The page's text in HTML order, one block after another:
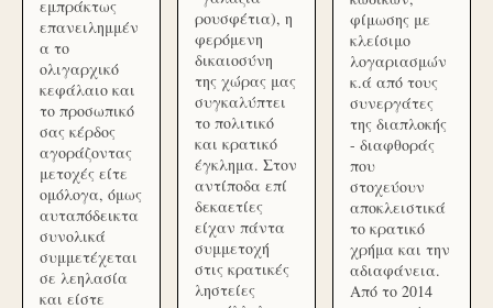
εμπράκτως
επανειλημμέν
α το
ολιγαρχικό
κεφάλαιο και
το προσωπικό
σας κέρδος
αγοράζοντας
μετοχές είτε
ομόλογα, όμως
αυταπόδεικτα
συνολικά
συμμετέχεται
σε λεηλασία
και είστε
ρουσφέτια), η
φερόμενη
δικαιοσύνη
της χώρας μας
συγκαλύπτει
το πολιτικό
και κρατικό
έγκλημα. Στον
αντίποδα επί
δεκαετίες
είχαν πάντα
συμμετοχή
στις κρατικές
ληστείες
φίμωσης με
κλείσιμο
λογαριασμών
κ.ά από τους
συνεργάτες
της διαπλοκής
- διαφθοράς
που
στοχεύουν
αποκλειστικά
το κρατικό
χρήμα και την
αδιαφάνεια.
Από το 2014